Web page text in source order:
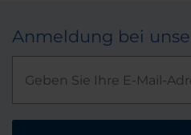
Anmeldung bei